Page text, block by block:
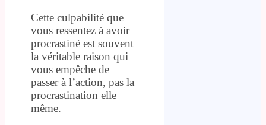
Cette culpabilité que
vous ressentez à avoir
procrastiné est souvent
la véritable raison qui
vous empêche de
passer à l’action, pas la
procrastination elle
même.